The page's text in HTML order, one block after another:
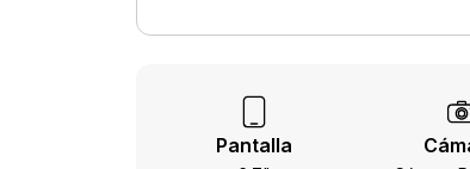
Pantalla